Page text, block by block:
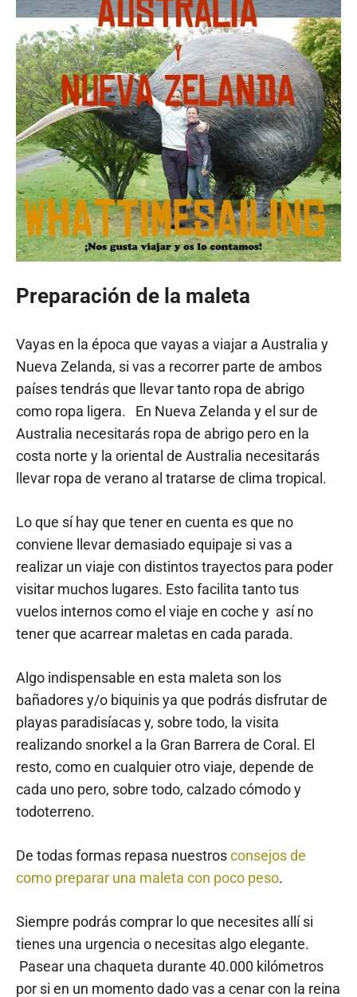
Preparación de la maleta
Vayas en la época que vayas a viajar a Australia y
Nueva Zelanda, si vas a recorrer parte de ambos
países tendrás que llevar tanto ropa de abrigo
como ropa ligera. En Nueva Zelanda y el sur de
Australia necesitarás ropa de abrigo pero en la
costa norte y la oriental de Australia necesitarás
llevar ropa de verano al tratarse de clima tropical.
Lo que sí hay que tener en cuenta es que no
conviene llevar demasiado equipaje si vas a
realizar un viaje con distintos trayectos para poder
visitar muchos lugares. Esto facilita tanto tus
vuelos internos como el viaje en coche y así no
tener que acarrear maletas en cada parada.
Algo indispensable en esta maleta son los
bañadores y/o biquinis ya que podrás disfrutar de
playas paradisíacas y, sobre todo, la visita
realizando snorkel a la Gran Barrera de Coral. El
resto, como en cualquier otro viaje, depende de
cada uno pero, sobre todo, calzado cómodo y
todoterreno.
De todas formas repasa nuestrosconsejos de
como preparar una maleta con poco peso.
Siempre podrás comprar lo que necesites allí si
tienes una urgencia o necesitas algo elegante.
Pasear una chaqueta durante 40.000 kilómetros
por si en un momento dado vas a cenar con la reina